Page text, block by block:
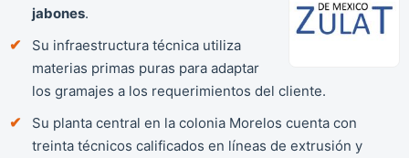
jabones.
Su infraestructura técnica utiliza
materias primas puras para adaptar
los gramajes a los requerimientos del cliente.
Su planta central en la colonia Morelos cuenta con
treinta técnicos calificados en líneas de extrusión y